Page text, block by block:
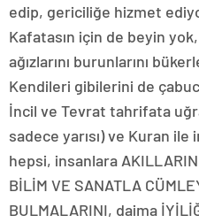
edip, gericiliğe hizmet
Kafatasın için de beyin
ağızlarını burunlarını
Kendileri gibilerini de
İncil ve Tevrat tahrifata
sadece yarısı) ve Kuran
hepsi, insanlara
BİLİM VE SANATLA
BULMALARINI, daima